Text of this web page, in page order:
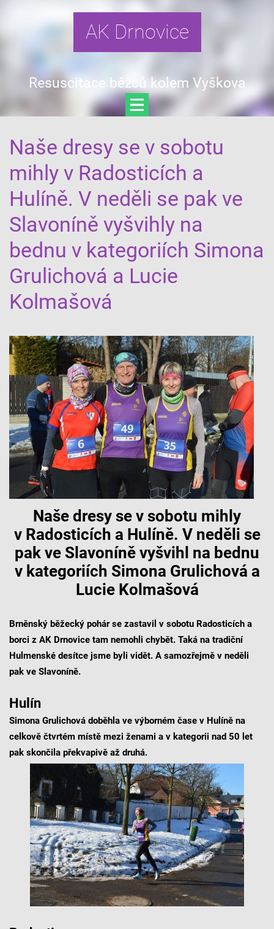
AK Drnovice
Resuscitace běžců kolem Vyškova
Naše dresy se v sobotu
mihly v Radosticích a
Hulíně. V neděli se pak ve
Slavoníně vyšvihly na
bednu v kategoriích Simona
Grulichová a Lucie
Kolmašová
Naše dresy se v sobotu mihly
v Radosticích a Hulíně. V neděli se
pak ve Slavoníně vyšvihl na bednu
v kategoriích Simona Grulichová a
Lucie Kolmašová
Brněnský běžecký pohár se zastavil v sobotu Radosticích a
borci z AK Drnovice tam nemohli chybět. Taká na tradiční
Hulmenské desítce jsme byli vidět. A samozřejmě v neděli
pak ve Slavoníně.
Hulín
Simona Grulichová doběhla ve výborném čase v Hulíně na
celkově čtvrtém místě mezi ženami a v kategorii nad 50 let
pak skončila překvapivě až druhá.